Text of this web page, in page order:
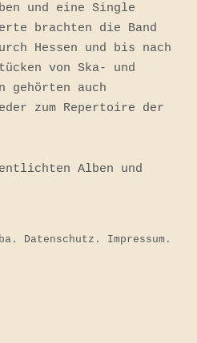
und eine Single
brachten die Band
Hessen und bis nach
von Ska- und
gehörten auch
zum Repertoire der
Alben und
Datenschutz . Impressum .